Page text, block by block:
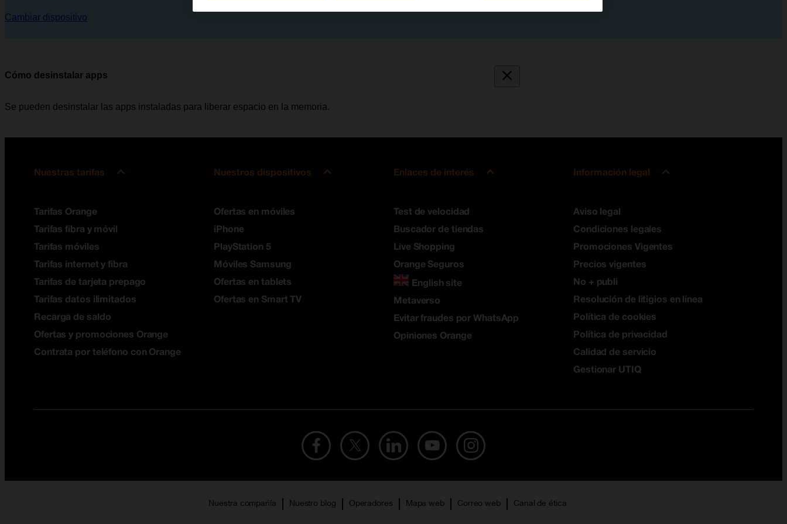
Cambiar dispositivo
Cómo desinstalar apps
Se pueden desinstalar las apps instaladas para liberar espacio en la memoria.
Nuestras tarifas
Tarifas Orange
Tarifas fibra y móvil
Tarifas móviles
Tarifas internet y fibra
Tarifas de tarjeta prepago
Tarifas datos ilimitados
Recarga de saldo
Ofertas y promociones Orange
Contrata por teléfono con Orange
Nuestros dispositivos
Ofertas en móviles
iPhone
PlayStation 5
Móviles Samsung
Ofertas en tablets
Ofertas en Smart TV
Enlaces de interés
Test de velocidad
Buscador de tiendas
Live Shopping
Orange Seguros
English site
Metaverso
Evitar fraudes por WhatsApp
Opiniones Orange
Información legal
Aviso legal
Condiciones legales
Promociones Vigentes
Precios vigentes
No + publi
Resolución de litigios en línea
Política de cookies
Política de privacidad
Calidad de servicio
Gestionar UTIQ
Nuestra compañía Nuestro blog Operadores Mapa web Correo web Canal de ética